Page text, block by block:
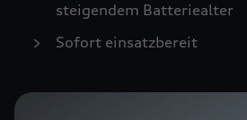
steigendem Batteriealter
Sofort einsatzbereit